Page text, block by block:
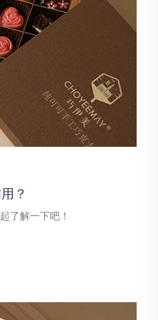
？
了解一下吧！